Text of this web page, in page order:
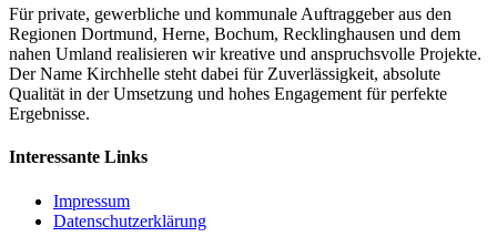
Für private, gewerbliche und kommunale Auftraggeber aus den
Regionen Dortmund, Herne, Bochum, Recklinghausen und dem
nahen Umland realisieren wir kreative und anspruchsvolle Projekte.
Der Name Kirchhelle steht dabei für Zuverlässigkeit, absolute
Qualität in der Umsetzung und hohes Engagement für perfekte
Ergebnisse.
Interessante Links
Impressum
Datenschutzerklärung